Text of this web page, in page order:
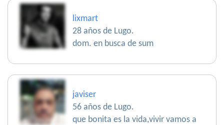
lixmart
28 años de Lugo.
dom. en busca de sum
javiser
56 años de Lugo.
que bonita es la vida,vivir vamos a